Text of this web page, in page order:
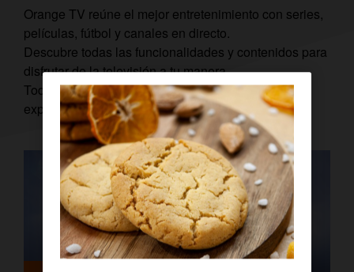
Orange TV reúne el mejor entretenimiento con series,
películas, fútbol y canales en directo.
Descubre todas las funcionalidades y contenidos para
disfrutar de la televisión a tu manera.
Todo sobre Orange TV, novedades, tarifas y
experiencias multidispositivo.